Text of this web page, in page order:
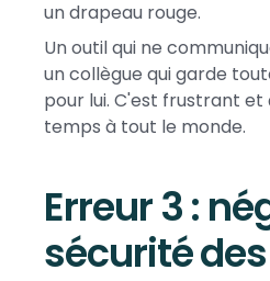
un drapeau rouge.
Un outil qui ne
un collègue qui garde
pour lui. C'est frustrant
temps à tout le monde.
Erreur 3 :
sécurité